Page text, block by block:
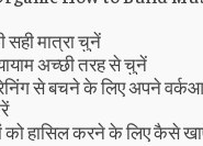
सही मात्रा चुनें
अच्छी तरह से चुनें
से बचने के लिए अपने
को हासिल करने के लिए कैसे